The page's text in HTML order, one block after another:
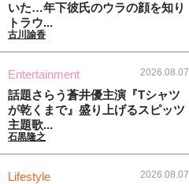
いた…年下彼氏のウラの顔を知り
トラウ...
古川諭香
Entertainment 2026.08.07
話題さらう蒼井優主演『Tシャツ
が乾くまで』盛り上げるスピッツ
主題歌...
石黒隆之
Lifestyle 2026.08.07